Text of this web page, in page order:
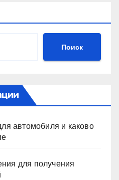
Поиск
автомобиля и каково
для получения